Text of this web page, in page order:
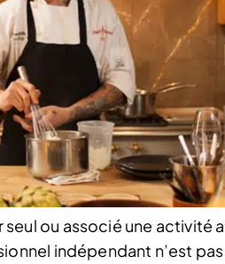
ou associé une activité
indépendant n’est